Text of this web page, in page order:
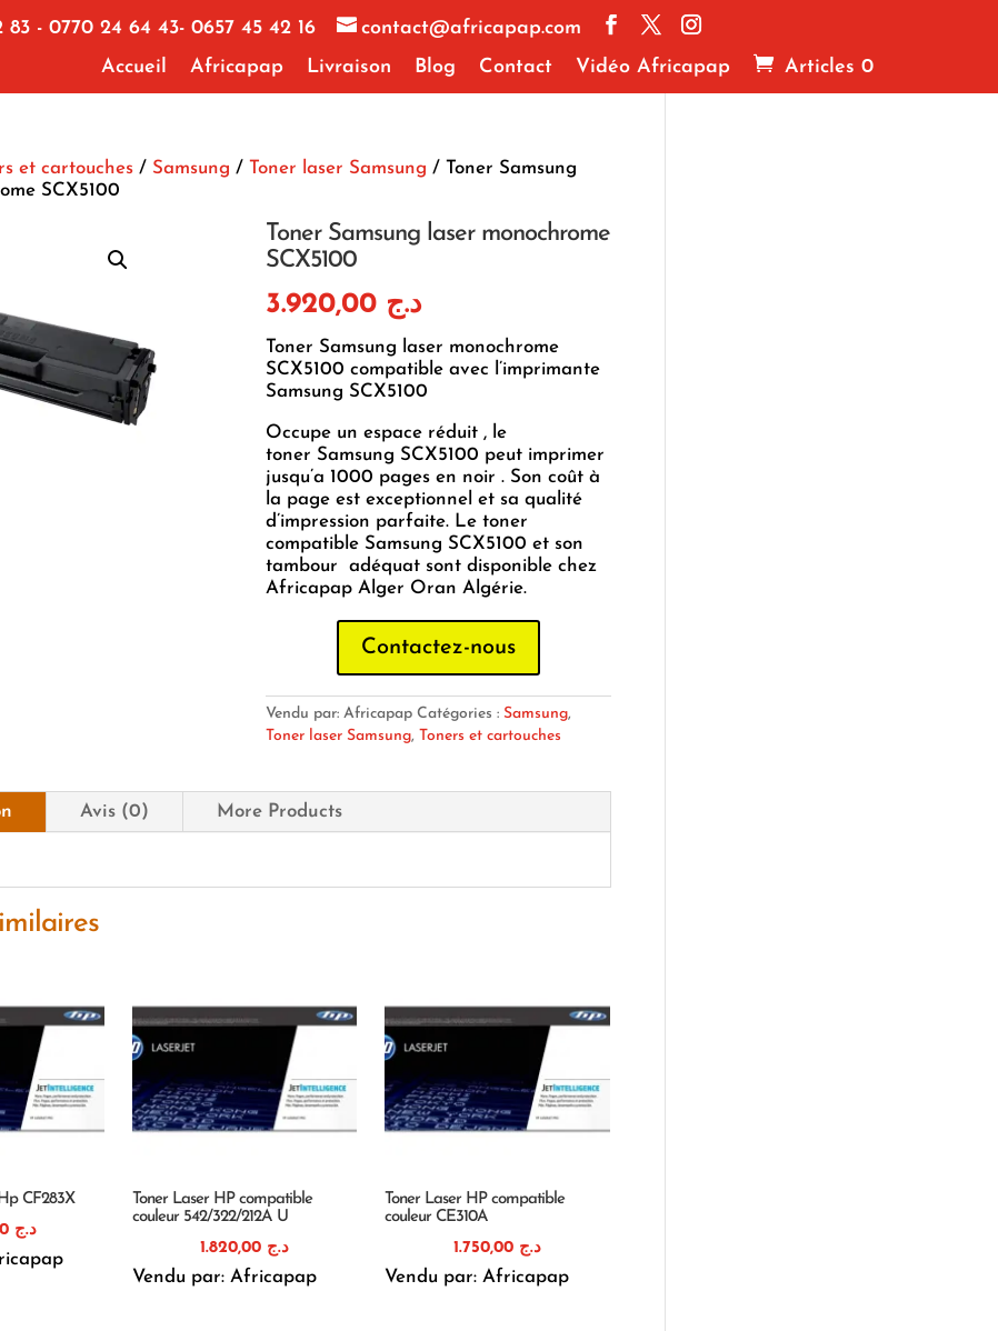
83 - 0770 24 64 43- 0657 45 42 16
contact@africapap.com
Accueil
Africapap Livraison Blog Contact Vidéo Africapap Articles 0
et cartouches/ Samsung / Toner laser Samsung / Toner Samsung
SCX5100
Toner Samsung laser monochrome
SCX5100
د.ج 3.920,00
Toner Samsung laser monochrome
SCX5100 compatible avec l’imprimante
Samsung SCX5100
Occupe un espace réduit , le
toner Samsung SCX5100 peut imprimer
jusqu’a 1000 pages en noir . Son coût à
la page est exceptionnel et sa qualité
d’impression parfaite. Le toner
compatible Samsung SCX5100 et son
tambour adéquat sont disponible chez
Africapap Alger Oran Algérie.
Contactez-nous
Vendu par: Africapap Catégories : Samsung,
Toner laser Samsung, Toners et cartouches
Avis (0) More Products
CF283X
د.ج 1.200,00
Toner Laser HP compatible
couleur 542/322/212A U
د.ج 1.820,00
Vendu par: Africapap
Toner Laser HP compatible
couleur CE310A
د.ج
Vendu par: Africapap